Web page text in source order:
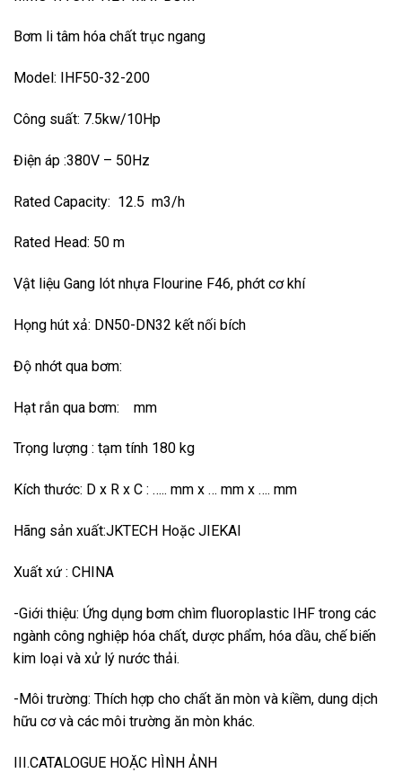
Bơm li tâm hóa chất trục ngang
Model: IHF50-32-200
Công suất: 7.5kw/10Hp
Điện áp :380V – 50Hz
Rated Capacity: 12.5 m3/h
Rated Head: 50 m
Vật liệu Gang lót nhựa Flourine F46, phớt cơ khí
Họng hút xả: DN50-DN32 kết nối bích
Độ nhớt qua bơm:
Hạt rắn qua bơm: mm
Trọng lượng : tạm tính 180 kg
Kích thước: D x R x C : ….. mm x … mm x …. mm
Hãng sản xuất:JKTECH Hoặc JIEKAI
Xuất xứ : CHINA
-Giới thiệu: Ứng dụng bơm chìm fluoroplastic IHF trong các
ngành công nghiệp hóa chất, dược phẩm, hóa dầu, chế biến
kim loại và xử lý nước thải.
-Môi trường: Thích hợp cho chất ăn mòn và kiềm, dung dịch
hữu cơ và các môi trường ăn mòn khác.
III.CATALOGUE HOẶC HÌNH ẢNH